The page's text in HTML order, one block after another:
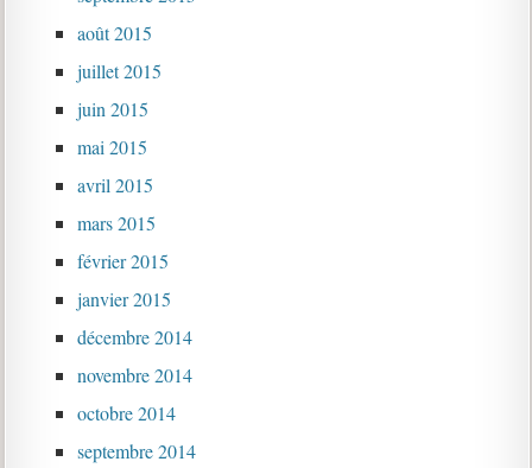
août 2015
juillet 2015
juin 2015
mai 2015
avril 2015
mars 2015
février 2015
janvier 2015
décembre 2014
novembre 2014
octobre 2014
septembre 2014